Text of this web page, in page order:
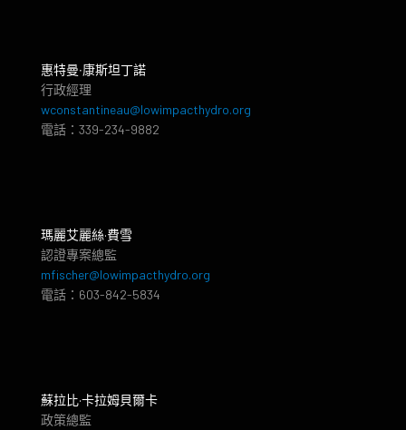
惠特曼‧康斯坦丁諾
行政經理
wconstantineau@lowimpacthydro.org
電話：339-234-9882
瑪麗艾麗絲·費雪
認證專案總監
mfischer@lowimpacthydro.org
電話：603-842-5834
蘇拉比·卡拉姆貝爾卡
政策總監